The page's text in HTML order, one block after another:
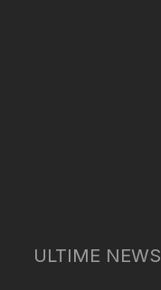
ULTIME NEWS